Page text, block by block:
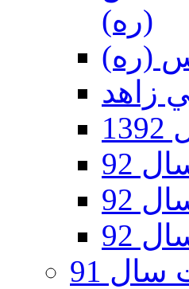
(ره)
92
92
92
91